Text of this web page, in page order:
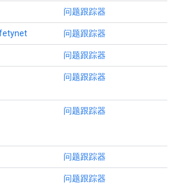
问题跟踪器
问题跟踪器
问题跟踪器
问题跟踪器
问题跟踪器
问题跟踪器
问题跟踪器